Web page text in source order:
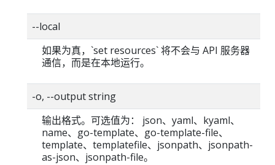
--local
如果为真，`set resources` 将不会与 API 服务器
通信，而是在本地运行。
-o, --output string
输出格式。可选值为： json、yaml、kyaml、
name、go-template、go-template-file、
template、templatefile、jsonpath、jsonpath-
as-json、jsonpath-file。